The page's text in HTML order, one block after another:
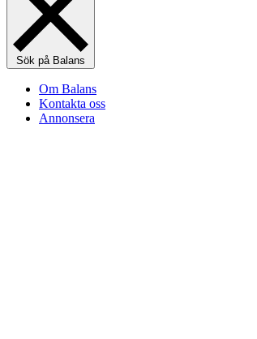
Sök på Balans
Om Balans
Kontakta oss
Annonsera